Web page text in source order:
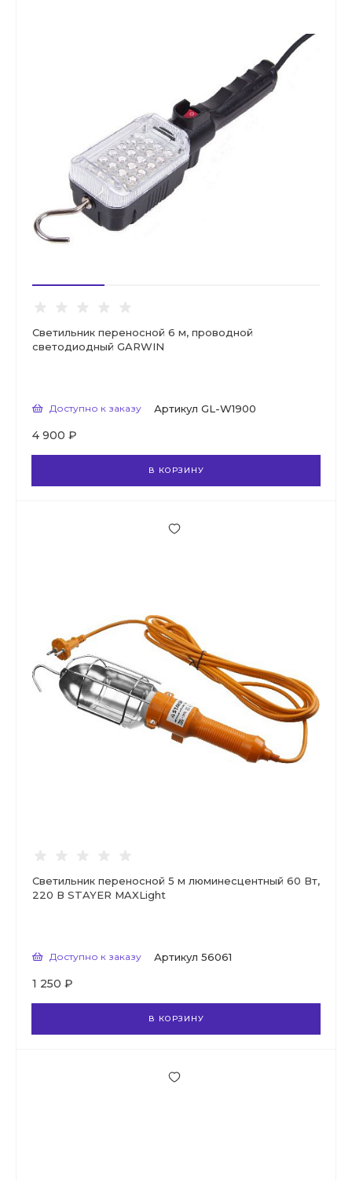
Светильник переносной 6 м, проводной
светодиодный GARWIN
Доступно к заказу Артикул GL-W1900
4 900 ₽
В КОРЗИНУ
Светильник переносной 5 м люминесцентный 60 Вт,
220 В STAYER MAXLight
Доступно к заказу Артикул 56061
1 250 ₽
В КОРЗИНУ